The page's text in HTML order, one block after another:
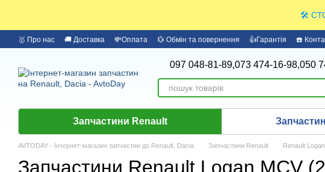
🛠️ СТО
🥇 Про нас 🚚 Доставка 💸Оплата 💱 Обмін та повернення 👍Гарантія ☎️
097 048-81-89,073 474-16-98,050
Запчастини Renault
AVTODAY - Інтернет-магазин запчастин до Renault, Dacia Запчастини Renault Renault
Запчастини Renault Logan MCV